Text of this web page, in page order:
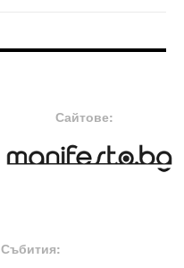
Сайтове: